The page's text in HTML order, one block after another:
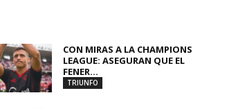
CON MIRAS A LA CHAMPIONS
LEAGUE: ASEGURAN QUE EL
FENER...
TRIUNFO